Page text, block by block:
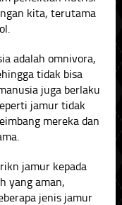
kita, terutama
adalah omnivora,
tidak bisa
juga berlaku
jamur tidak
mereka dan
jamur kepada
yang aman,
jenis jamur